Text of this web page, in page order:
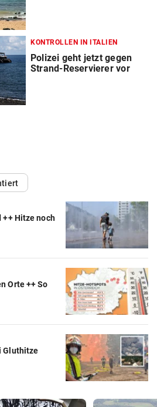
KONTROLLEN IN ITALIEN
Polizei geht jetzt gegen
Strand-Reservierer vor
++ Hitze noch
Orte ++ So
Gluthitze